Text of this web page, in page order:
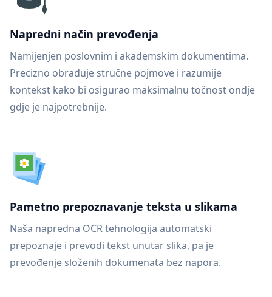
Napredni način prevođenja
Namijenjen poslovnim i akademskim dokumentima.
Precizno obrađuje stručne pojmove i razumije
kontekst kako bi osigurao maksimalnu točnost ondje
gdje je najpotrebnije.
Pametno prepoznavanje teksta u slikama
Naša napredna OCR tehnologija automatski
prepoznaje i prevodi tekst unutar slika, pa je
prevođenje složenih dokumenata bez napora.